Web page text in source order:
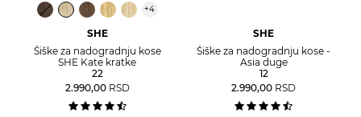
+4
SHE
Šiške za nadogradnju kose
SHE Kate kratke
22
2.990,00 RSD
SHE
Šiške za nadogradnju kose -
Asia duge
12
2.990,00 RSD